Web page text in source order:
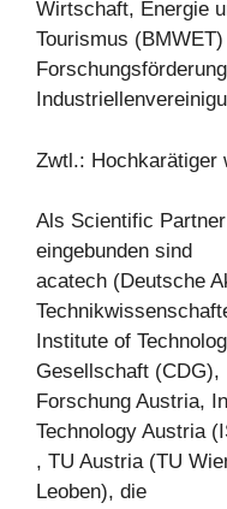
Wirtschaft, Energie
Tourismus
Zwtl.: Hochkarätiger
Als Scientific
eingebunden sind
acatech (Deutsche
Institute of
Gesellschaft (CDG),
Forschung Austria,
Technology Austria
, TU Austria (TU
Leoben), die